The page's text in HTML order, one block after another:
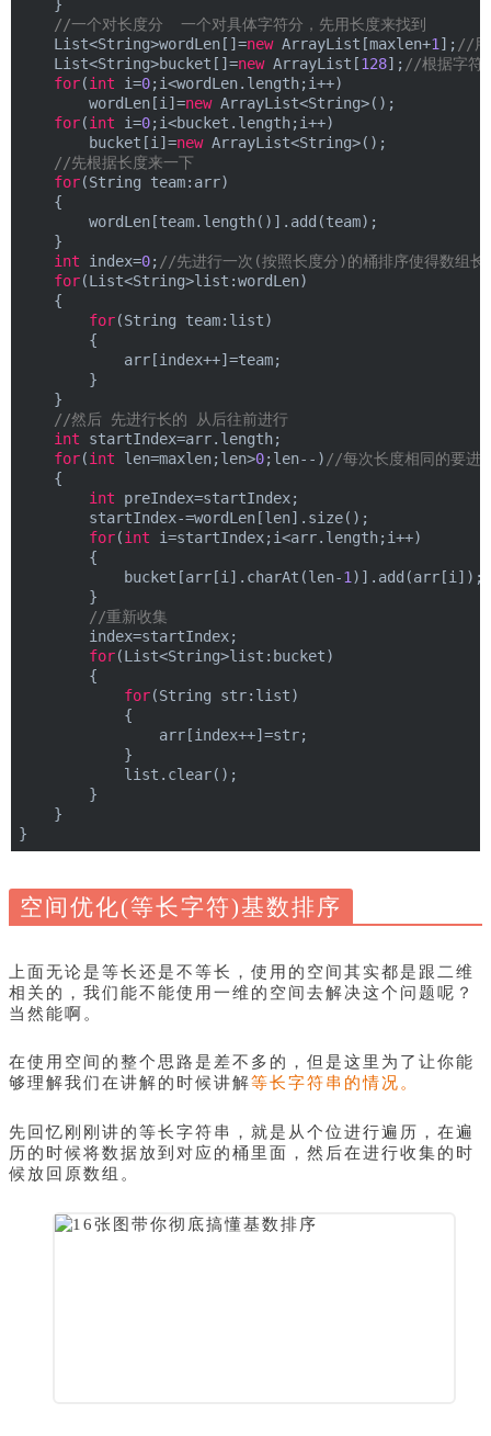
}
//一个对长度分  一个对具体字符分，先用长度来找到
List<String>wordLen[]=new ArrayList[maxlen+1]; //用
List<String>bucket[]=new ArrayList[128]; //根据字符
for(int i=0;i<wordLen.length;i++)
wordLen[i]=new ArrayList<String>();
for(int i=0;i<bucket.length;i++)
bucket[i]=new ArrayList<String>();
//先根据长度来一下
for(String team:arr)
{
wordLen[team.length()].add(team);
}
int index=0; //先进行一次(按照长度分)的桶排序使得数组长
for(List<String>list:wordLen)
{
for(String team:list)
{
arr[index++]=team;
}
}
//然后 先进行长的 从后往前进行
int startIndex=arr.length;
for(int len=maxlen;len>0;len--) //每次长度相同的要进
{
int preIndex=startIndex;
startIndex-=wordLen[len].size();
for(int i=startIndex;i<arr.length;i++)
{
bucket[arr[i].charAt(len-1)].add(arr[i]);
}
//重新收集
index=startIndex;
for(List<String>list:bucket)
{
for(String str:list)
{
arr[index++]=str;
}
list.clear();
}
}
}
空间优化(等长字符)基数排序
上面无论是等长还是不等长，使用的空间其实都是跟二维
相关的，我们能不能使用一维的空间去解决这个问题呢？
当然能啊。
在使用空间的整个思路是差不多的，但是这里为了让你能
够理解我们在讲解的时候讲解等长字符串的情况。
先回忆刚刚讲的等长字符串，就是从个位进行遍历，在遍
历的时候将数据放到对应的桶里面，然后在进行收集的时
候放回原数组。